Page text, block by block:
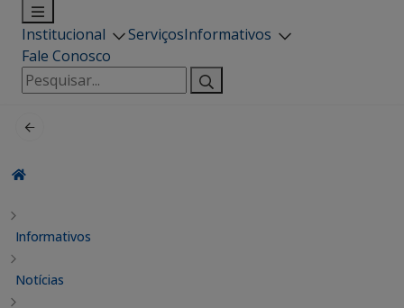
Institucional ServiçosInformativos
Fale Conosco
Pesquisar
por:
Informativos
Notícias